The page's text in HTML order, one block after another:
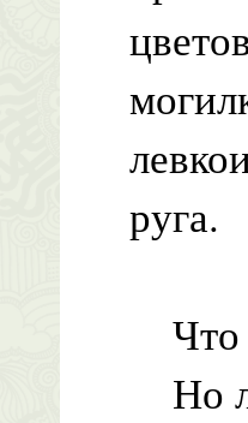
руга.
Что
Но